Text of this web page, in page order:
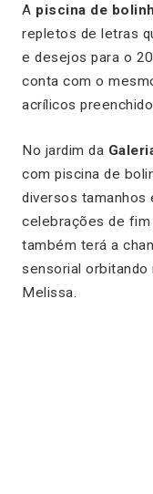
A piscina de
repletos de letras
e desejos para o
conta com o
acrílicos
No jardim da
com piscina de
diversos tamanhos
celebrações de fim
também terá a
sensorial orbitando
Melissa.